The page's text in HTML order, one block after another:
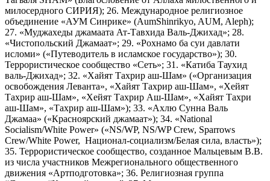
милосердного СИРИЯ); 26. Международное религиозное
объединение «АУМ Синрике» (AumShinrikyo, AUM, Aleph);
27. «Муджахеды джамаата Ат-Тавхида Валь-Джихад»; 28.
«Чистопольский Джамаат»; 29. «Рохнамо ба суи давлати
исломи» («Путеводитель в исламское государство»); 30.
Террористическое сообщество «Сеть»; 31. «Катиба Таухид
валь-Джихад»; 32. «Хайят Тахрир аш-Шам» («Организация
освобождения Леванта», «Хайят Тахрир аш-Шам», «Хейят
Тахрир аш-Шам», «Хейят Тахрир Аш-Шам», «Хайят Тахри
аш-Шам», «Тахрир аш-Шам»); 33. «Ахлю Сунна Валь
Джамаа» («Красноярский джамаат»); 34. «National
Socialism/White Power» («NS/WP, NS/WP Crew, Sparrows
Crew/White Power, Национал-социализм/Белая сила, власть»);
35. Террористическое сообщество, созданное Мальцевым В.В.
из числа участников Межрегионального общественного
движения «Артподготовка»; 36. Религиозная группа